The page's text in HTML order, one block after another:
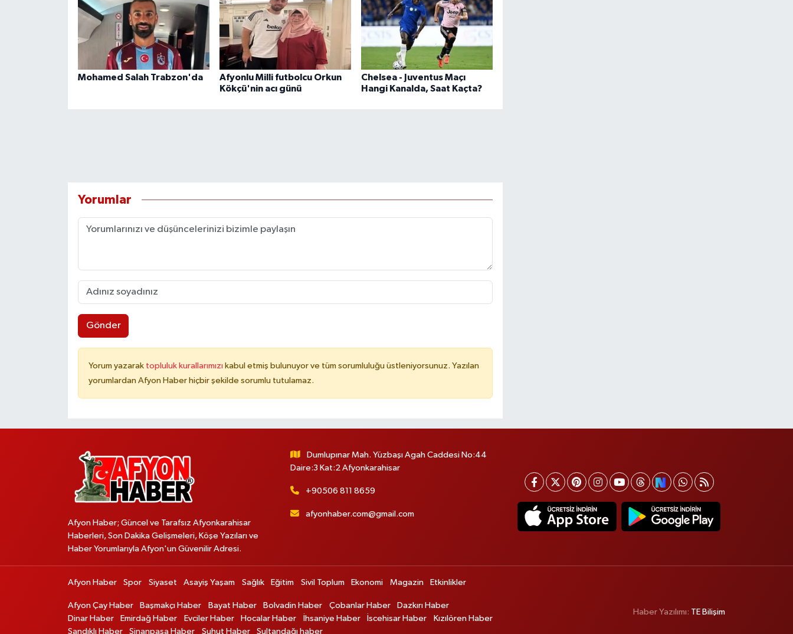
Mohamed Salah Trabzon'da
Afyonlu Milli futbolcu Orkun
Kökçü'nin acı günü
Chelsea - Juventus Maçı
Hangi Kanalda, Saat Kaçta?
Yorumlar
Gönder
Yorum yazarak topluluk kurallarımızı kabul etmiş bulunuyor ve tüm sorumluluğu üstleniyorsunuz. Yazılan
yorumlardan Afyon Haber hiçbir şekilde sorumlu tutulamaz.
Afyon Haber; Güncel ve Tarafsız Afyonkarahisar
Haberleri, Son Dakika Gelişmeleri, Köşe Yazıları ve
Haber Yorumlarıyla Afyon'un Güvenilir Adresi.
Dumlupınar Mah. Yüzbaşı Agah Caddesi No:44
Daire:3 Kat:2 Afyonkarahisar
+90506 811 8659
afyonhaber.com@gmail.com
Afyon Haber Spor Siyaset Asayiş Yaşam Sağlık Eğitim Sivil Toplum Ekonomi Magazin Etkinlikler
Afyon Çay Haber Başmakçı Haber Bayat Haber Bolvadin Haber Çobanlar Haber
Dazkırı Haber
Dinar Haber
Emirdağ Haber Evciler Haber Hocalar Haber İhsaniye Haber İscehisar Haber
Kızılören Haber
Sandıklı Haber
Sinanpaşa Haber Şuhut Haber Sultandağı haber
Haber Yazılımı: TE Bilişim